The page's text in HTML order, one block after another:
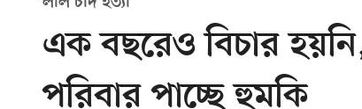
এক বছরেও বিচার
পরিবার পাচ্ছে হুমকি